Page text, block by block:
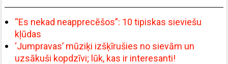
“Es nekad neapprecēšos”: 10 tipiskas sieviešu
kļūdas
‘Jumpravas’ mūziķi izšķīrušies no sievām un
uzsākuši kopdzīvi; lūk, kas ir interesanti!